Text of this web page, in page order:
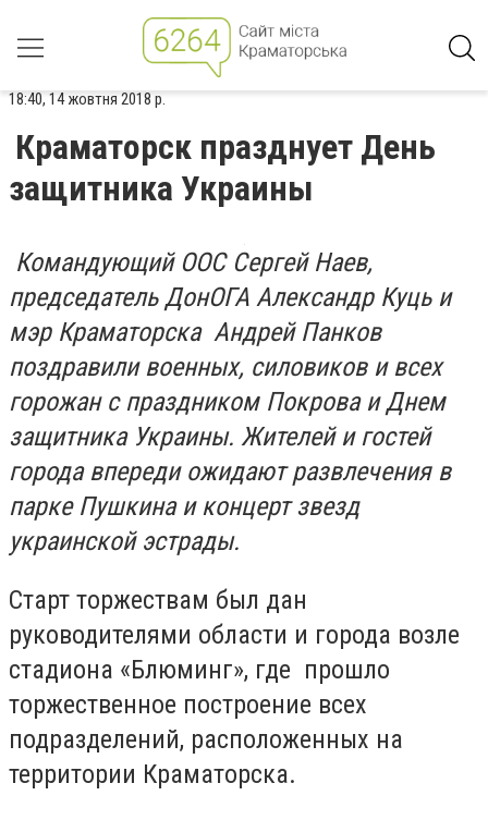
18:40, 14 жовтня 2018 р.
Краматорск празднует День
защитника Украины
Командующий ООС Сергей Наев,
председатель ДонОГА Александр Куць и
мэр Краматорска Андрей Панков
поздравили военных, силовиков и всех
горожан с праздником Покрова и Днем
защитника Украины. Жителей и гостей
города впереди ожидают развлечения в
парке Пушкина и концерт звезд
украинской эстрады.
Старт торжествам был дан
руководителями области и города возле
стадиона «Блюминг», где прошло
торжественное построение всех
подразделений, расположенных на
территории Краматорска.